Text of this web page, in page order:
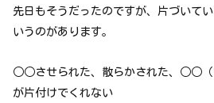
先日もそうだったのですが、片づいて
いうのがあります。
○○させられた、散らかされた、○○（
が片付けでくれない